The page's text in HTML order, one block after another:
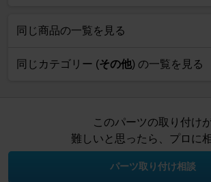
同じ商品の一覧を見る
同じカテゴリー (その他) の一覧を見る
このパーツの取り付け
難しいと思ったら、プロに
パーツ取り付け相談